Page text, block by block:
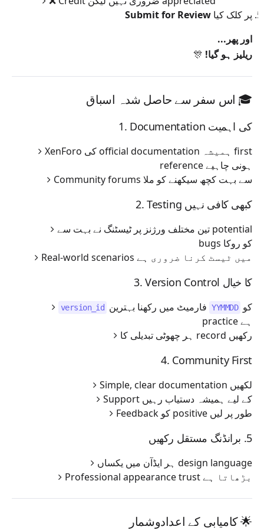
Submit for Review پر کلک کیا
اور پھر...
ریلیز ہو گیا! 🎊
🎓 اس سفر سے حاصل شدہ اسباق
1. Documentation کی اہمیت
XenForo کی official documentation ہمیشہ first
reference ہونی چاہیے
Community forums سے بہت کچھ سیکھنے کو ملا
2. Testing کبھی کافی نہیں
تین مختلف ورژنز پر ٹیسٹنگ نے بہت سے potential
bugs کو روکا
Real-world scenarios میں ٹیسٹ کرنا ضروری ہے
3. Version Control کا خیال
version_id کو YYMMDD فارمیٹ میں رکھنا بہترین
practice ہے
ہر چھوٹی تبدیلی کا record رکھیں
4. Community First
Simple, clear documentation لکھیں
Support کے لیے ہمیشہ دستیاب رہیں
Feedback کو positive طور پر لیں
5. برانڈنگ مستقل رکھیں
ہر ایڈآن میں یکساں design language
Professional appearance trust بڑھاتا ہے
🌟 کامیابی کے اعدادوشمار